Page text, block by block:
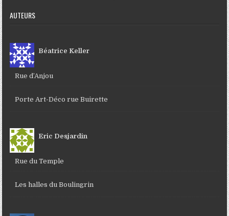
AUTEURS
Béatrice Keller
Rue d’Anjou
Porte Art-Déco rue Buirette
Eric Desjardin
Rue du Temple
Les halles du Boulingrin